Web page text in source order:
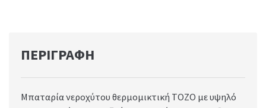
ΠΕΡΙΓΡΑΦΉ
Μπαταρία νεροχύτου θερμομικτική TOZO με υψηλό